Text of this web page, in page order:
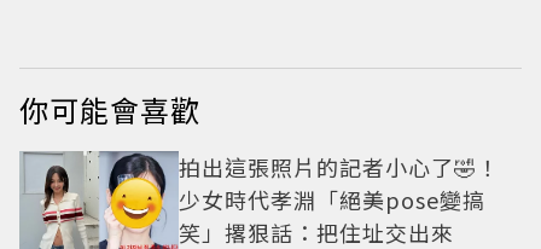
你可能會喜歡
拍出這張照片的記者小心了🤣！
少女時代孝淵「絕美pose變搞
笑」撂狠話：把住址交出來